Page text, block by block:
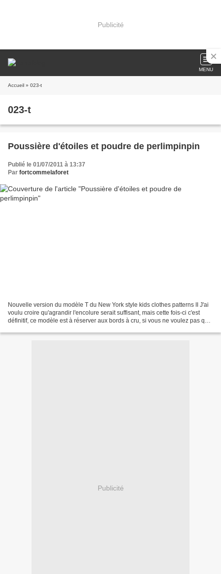
Publicité
MENU
Accueil » 023-t
023-t
Poussière d'étoiles et poudre de perlimpinpin
Publié le 01/07/2011 à 13:37
Par fortcommelaforet
Nouvelle version du modèle T du New York style kids clothes patterns II J'ai
voulu croire qu'agrandir l'encolure serait suffisant, mais cette fois-ci c'est
définitif, ce modèle est à réserver aux bords à cru, si vous ne voulez pas que
Publicité